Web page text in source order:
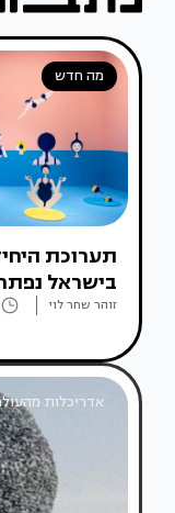
מה חדש
תערוכת
בישראל
זוהר שחר לוי
אדריכלות